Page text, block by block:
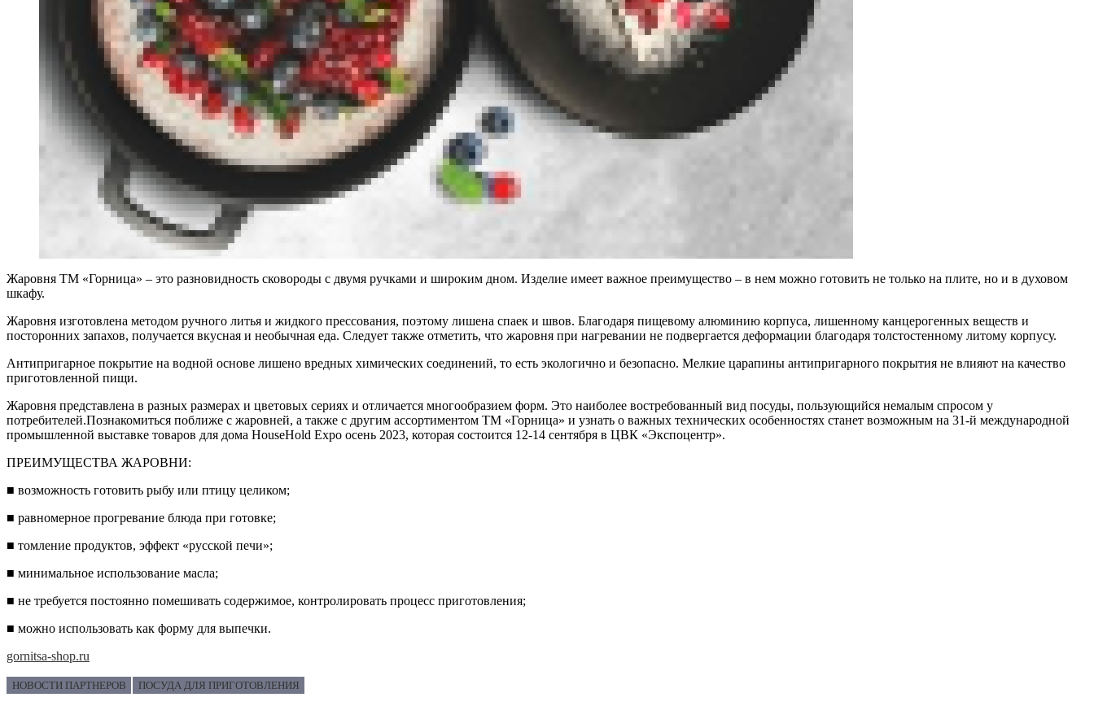
Жаровня ТМ «Горница» – это разновидность сковороды с двумя ручками и широким дном. Изделие имеет важное преимущество – в нем можно готовить не только на плите, но и в духовом
шкафу.
Жаровня изготовлена методом ручного литья и жидкого прессования, поэтому лишена спаек и швов. Благодаря пищевому алюминию корпуса, лишенному канцерогенных веществ и
посторонних запахов, получается вкусная и необычная еда. Следует также отметить, что жаровня при нагревании не подвергается деформации благодаря толстостенному литому корпусу.
Антипригарное покрытие на водной основе лишено вредных химических соединений, то есть экологично и безопасно. Мелкие царапины антипригарного покрытия не влияют на качество
приготовленной пищи.
Жаровня представлена в разных размерах и цветовых сериях и отличается многообразием форм. Это наиболее востребованный вид посуды, пользующийся немалым спросом у
потребителей.Познакомиться поближе с жаровней, а также с другим ассортиментом ТМ «Горница» и узнать о важных технических особенностях станет возможным на 31-й международной
промышленной выставке товаров для дома HouseHold Expo осень 2023, которая состоится 12-14 сентября в ЦВК «Экспоцентр».
ПРЕИМУЩЕСТВА ЖАРОВНИ:
■ возможность готовить рыбу или птицу целиком;
■ равномерное прогревание блюда при готовке;
■ томление продуктов, эффект «русской печи»;
■ минимальное использование масла;
■ не требуется постоянно помешивать содержимое, контролировать процесс приготовления;
■ можно использовать как форму для выпечки.
gornitsa-shop.ru
НОВОСТИ ПАРТНЕРОВ ПОСУДА ДЛЯ ПРИГОТОВЛЕНИЯ